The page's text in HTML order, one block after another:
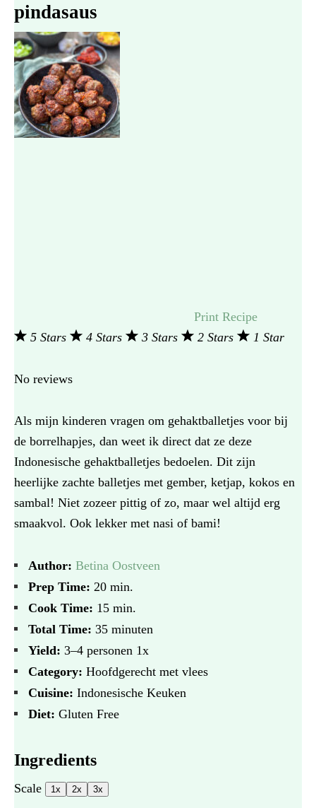
pindasaus
Print Recipe
5 Stars
4 Stars 3 Stars 2 Stars 1 Star
No reviews
Als mijn kinderen vragen om gehaktballetjes voor bij
de borrelhapjes, dan weet ik direct dat ze deze
Indonesische gehaktballetjes bedoelen. Dit zijn
heerlijke zachte balletjes met gember, ketjap, kokos en
sambal! Niet zozeer pittig of zo, maar wel altijd erg
smaakvol. Ook lekker met nasi of bami!
Author: Betina Oostveen
Prep Time: 20 min.
Cook Time: 15 min.
Total Time: 35 minuten
Yield: 3–4 personen 1x
Category: Hoofdgerecht met vlees
Cuisine: Indonesische Keuken
Diet: Gluten Free
Ingredients
Scale 1x 2x 3x